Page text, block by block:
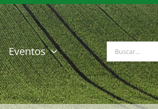
Eventos Buscar: